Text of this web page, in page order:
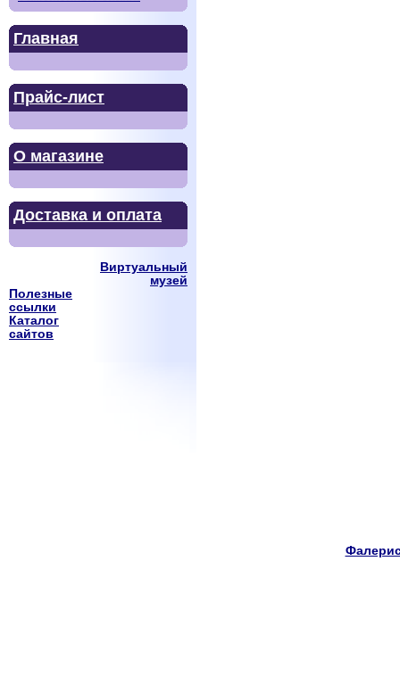
Главная
Прайс-лист
О магазине
Доставка и оплата
Виртуальный
музей
Полезные
ссылки
Каталог
сайтов